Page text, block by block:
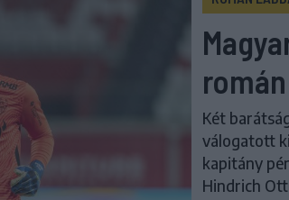
Két
válogatott
kapitány
Hindrich